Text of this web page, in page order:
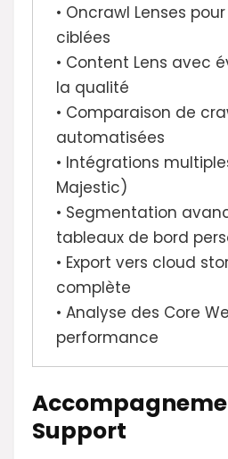
• Oncrawl Lenses
ciblées
• Content Lens avec
la qualité
• Comparaison de
automatisées
• Intégrations
Majestic)
• Segmentation
tableaux de bord
• Export vers cloud
complète
• Analyse des Core
performance
Support